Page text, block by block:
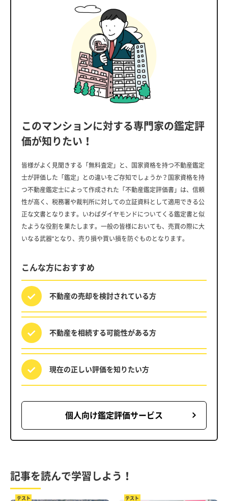
このマンションに対する専門家の鑑定評
価が知りたい！
皆様がよく見聞きする「無料査定」と、国家資格を持つ不動産鑑定
士が評価した「鑑定」との違いをご存知でしょうか？国家資格を持
つ不動産鑑定士によって作成された「不動産鑑定評価書」は、信頼
性が高く、税務署や裁判所に対しての立証資料として適用できる公
正な文書となります。いわばダイヤモンドについてくる鑑定書と似
たような役割を果たします。一般の皆様においても、売買の際に大
いなる武器”となり、売り損や買い損を防ぐものとなります。
こんな方におすすめ
不動産の売却を検討されている方
不動産を相続する可能性がある方
現在の正しい評価を知りたい方
個人向け鑑定評価サービス
記事を読んで学習しよう！
テスト テスト